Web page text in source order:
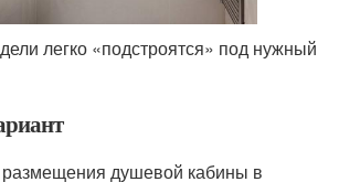
легко «подстроятся» под нужный
душевой кабины в